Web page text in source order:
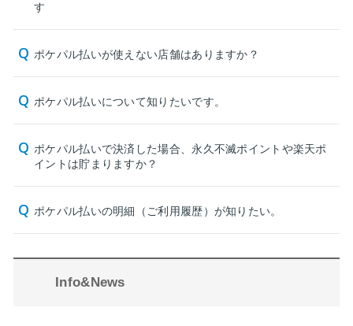
す
ポケパル払いが使えない店舗はありますか？
ポケパル払いについて知りたいです。
ポケパル払いで決済した場合、永久不滅ポイントや楽天ポ
イントは貯まりますか？
ポケパル払いの明細（ご利用履歴）が知りたい。
Info&News